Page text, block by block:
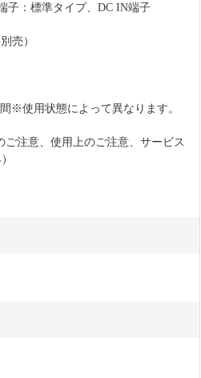
子：標準タイプ、DC IN端子
売）
※使用状態によって異なります。
注意、使用上のご注意、サービス